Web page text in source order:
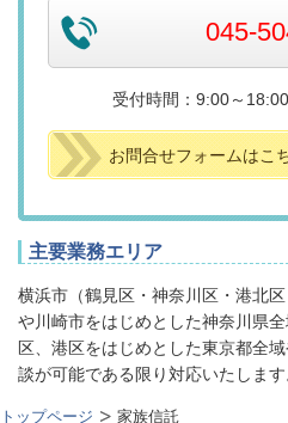
045-
受付時間：9:00～
お問合せフォームはこ
主要業務エリア
横浜市（鶴見区・神奈川区・港北
や川崎市をはじめとした神奈川県
区、港区をはじめとした東京都全
談が可能である限り対応いたします
トップページ 家族信託